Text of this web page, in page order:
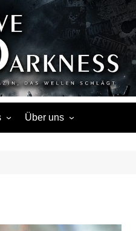
of Darkness
Berichte, Musik
Über uns